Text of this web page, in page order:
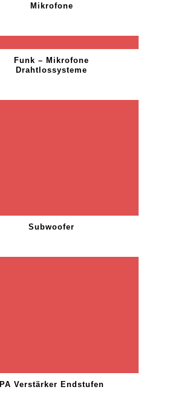
Mikrofone
Funk – Mikrofone
Drahtlossysteme
Subwoofer
PA Verstärker Endstufen